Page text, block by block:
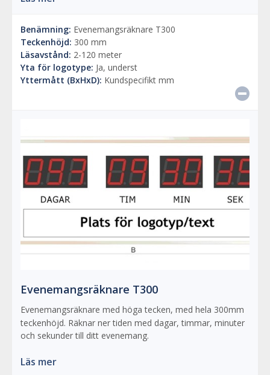
Benämning: Evenemangsräknare T300
Teckenhöjd: 300 mm
Läsavstånd: 2-120 meter
Yta för logotype: Ja, underst
Yttermått (BxHxD): Kundspecifikt mm
Evenemangsräknare T300
Evenemangsräknare med höga tecken, med hela 300mm
teckenhöjd. Räknar ner tiden med dagar, timmar, minuter
och sekunder till ditt evenemang.
Läs mer